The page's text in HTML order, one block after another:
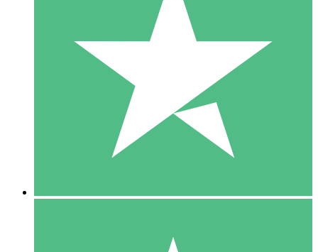
Paquetes de Créditos Individuales
Paga según el uso con créditos de descarga. Sin compromiso
10 00
10 Descargas